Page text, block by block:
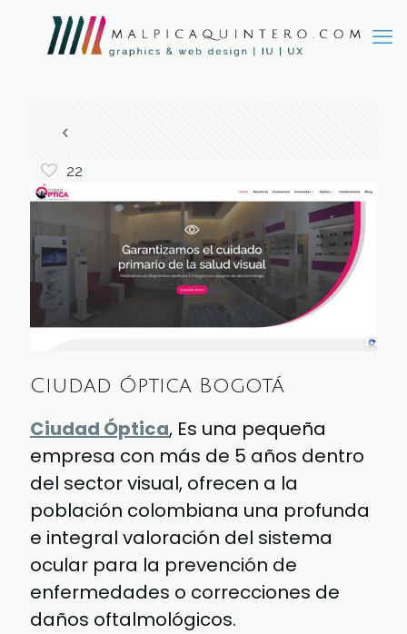
22
Ciudad Óptica Bogotá
Ciudad Óptica, Es una pequeña
empresa con más de 5 años dentro
del sector visual, ofrecen a la
población colombiana una profunda
e integral valoración del sistema
ocular para la prevención de
enfermedades o correcciones de
daños oftalmológicos.